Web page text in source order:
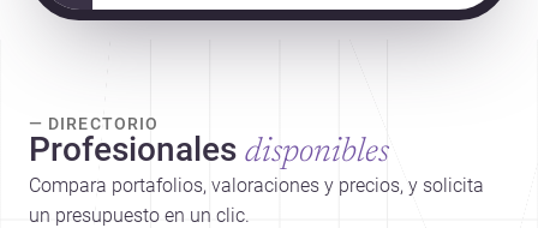
— DIRECTORIO
Profesionales disponibles
Compara portafolios, valoraciones y precios, y solicita
un presupuesto en un clic.